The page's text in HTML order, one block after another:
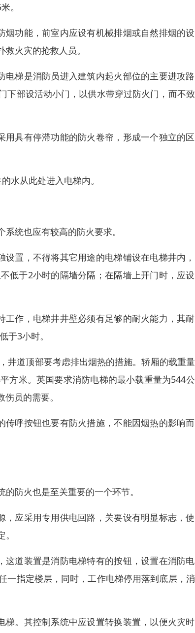
。
功能，前室内应设有机械排烟或自然排烟的
火灾的抢救人员。
梯是消防员进入建筑内起火部位的主要进攻
下部设活动小门，以供水带穿过防火门，而不
具有停滞功能的防火卷帘，形成一个独立的
水从此处进入电梯内。
统也应有较高的防火要求。
置，不得将其它用途的电梯铺设在电梯井内
低于2小时的隔墙分隔；在隔墙上开门时，应
作，电梯井井壁必须有足够的耐火能力，其
于3小时。
井道顶部要考虑排出烟热的措施。轿厢的载重
方米。英国要求消防电梯的最小载重量为544
员的需要。
呼按钮也要有防火措施，不能因烟热的影响
防火也是至关重要的一个环节。
应采用专用供电回路，关要设有明显标志，
道装置是消防电梯特有的按钮，设置在消防
一指定楼层，同时，工作电梯停用落到底层，
。其控制系统中应设置转换装置，以便火灾